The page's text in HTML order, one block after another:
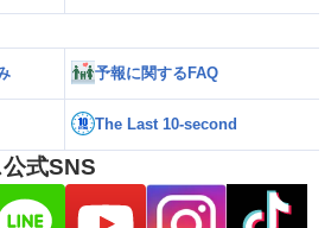
予報に関するFAQ
The Last 10-second
式SNS